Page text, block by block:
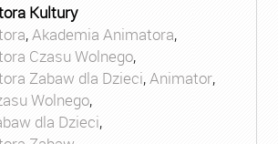
Kultury
,Akademia Animatora,
Czasu Wolnego,
Zabaw dla Dzieci,Animator,
Wolnego,
dla Dzieci,